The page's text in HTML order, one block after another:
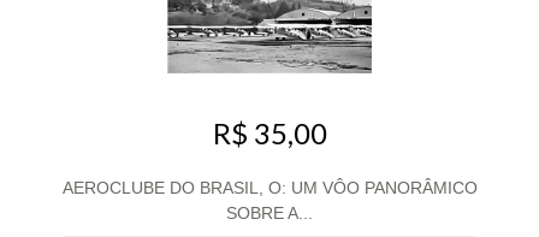
R$ 35,00
AEROCLUBE DO BRASIL, O: UM VÔO PANORÂMICO
SOBRE A...